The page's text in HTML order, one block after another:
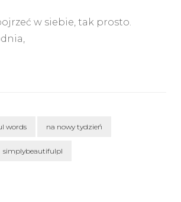
w siebie, tak prosto.
words na nowy tydzień
simplybeautifulpl